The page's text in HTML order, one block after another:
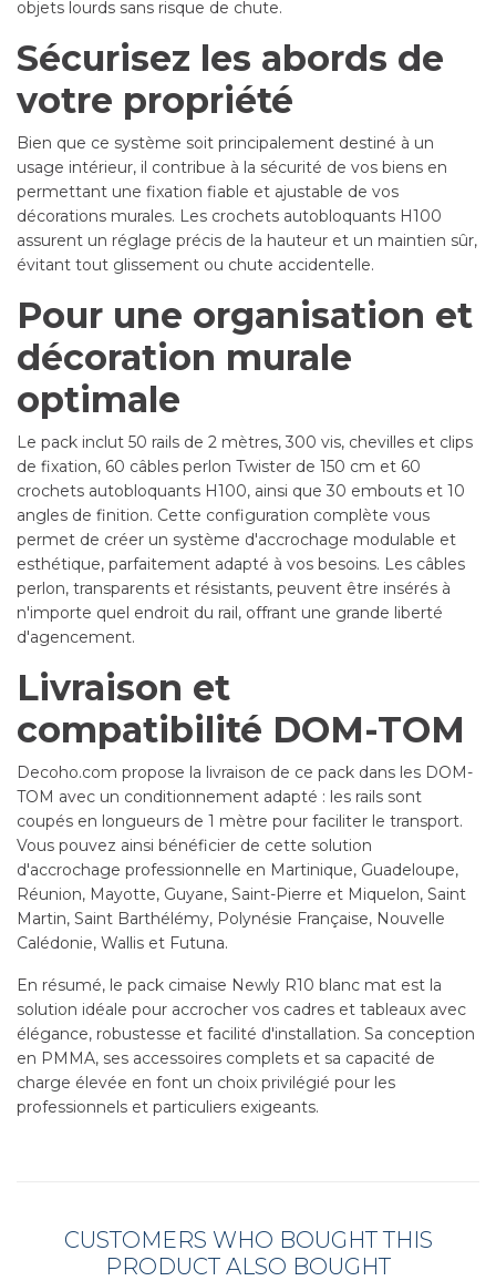
objets lourds sans risque de chute.
Sécurisez les abords de
votre propriété
Bien que ce système soit principalement destiné à un
usage intérieur, il contribue à la sécurité de vos biens en
permettant une fixation fiable et ajustable de vos
décorations murales. Les crochets autobloquants H100
assurent un réglage précis de la hauteur et un maintien sûr,
évitant tout glissement ou chute accidentelle.
Pour une organisation et
décoration murale
optimale
Le pack inclut 50 rails de 2 mètres, 300 vis, chevilles et clips
de fixation, 60 câbles perlon Twister de 150 cm et 60
crochets autobloquants H100, ainsi que 30 embouts et 10
angles de finition. Cette configuration complète vous
permet de créer un système d'accrochage modulable et
esthétique, parfaitement adapté à vos besoins. Les câbles
perlon, transparents et résistants, peuvent être insérés à
n'importe quel endroit du rail, offrant une grande liberté
d'agencement.
Livraison et
compatibilité DOM-TOM
Decoho.com propose la livraison de ce pack dans les DOM-
TOM avec un conditionnement adapté : les rails sont
coupés en longueurs de 1 mètre pour faciliter le transport.
Vous pouvez ainsi bénéficier de cette solution
d'accrochage professionnelle en Martinique, Guadeloupe,
Réunion, Mayotte, Guyane, Saint-Pierre et Miquelon, Saint
Martin, Saint Barthélémy, Polynésie Française, Nouvelle
Calédonie, Wallis et Futuna.
En résumé, le pack cimaise Newly R10 blanc mat est la
solution idéale pour accrocher vos cadres et tableaux avec
élégance, robustesse et facilité d'installation. Sa conception
en PMMA, ses accessoires complets et sa capacité de
charge élevée en font un choix privilégié pour les
professionnels et particuliers exigeants.
CUSTOMERS WHO BOUGHT THIS
PRODUCT ALSO BOUGHT